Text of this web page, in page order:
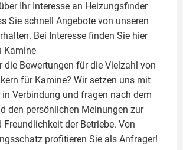
Ihr Interesse an Heizungsfinder
Sie schnell Angebote von unseren
Bei Interesse finden Sie hier
Kamine
die Bewertungen für die Vielzahl von
für Kamine? Wir setzen uns mit
Verbindung und fragen nach dem
den persönlichen Meinungen zur
Freundlichkeit der Betriebe. Von
profitieren Sie als Anfrager!